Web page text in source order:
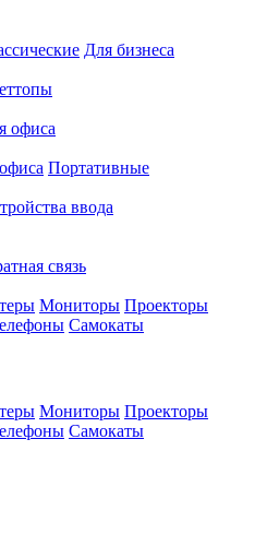
Для бизнеса
офиса
Портативные
ввода
связь
Мониторы Проекторы
Самокаты
Мониторы Проекторы
Самокаты